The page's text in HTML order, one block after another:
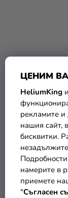
ЦЕНИМ
HeliumKing
рекламите и
нашия сайт,
бисквитки.
намерите в
приемете
"Съгласен
Детски
момчета -
22,90 €
32,90 € (–30 %)